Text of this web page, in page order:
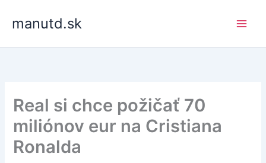
manutd.sk
Real si chce požičať 70
miliónov eur na Cristiana
Ronalda